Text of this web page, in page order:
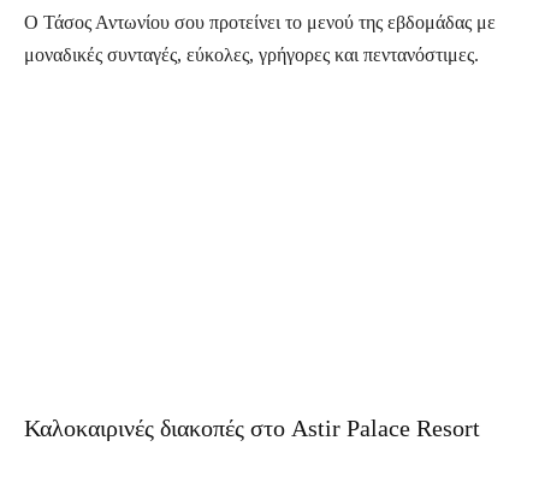
Ο Τάσος Αντωνίου σου προτείνει το μενού της εβδομάδας με
μοναδικές συνταγές, εύκολες, γρήγορες και πεντανόστιμες.
Καλοκαιρινές διακοπές στο Astir Palace Resort